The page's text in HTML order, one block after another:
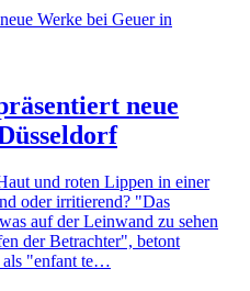
neue
und roten Lippen in einer
oder irritierend? "Das
auf der Leinwand zu sehen
der Betrachter", betont
als "enfant te…